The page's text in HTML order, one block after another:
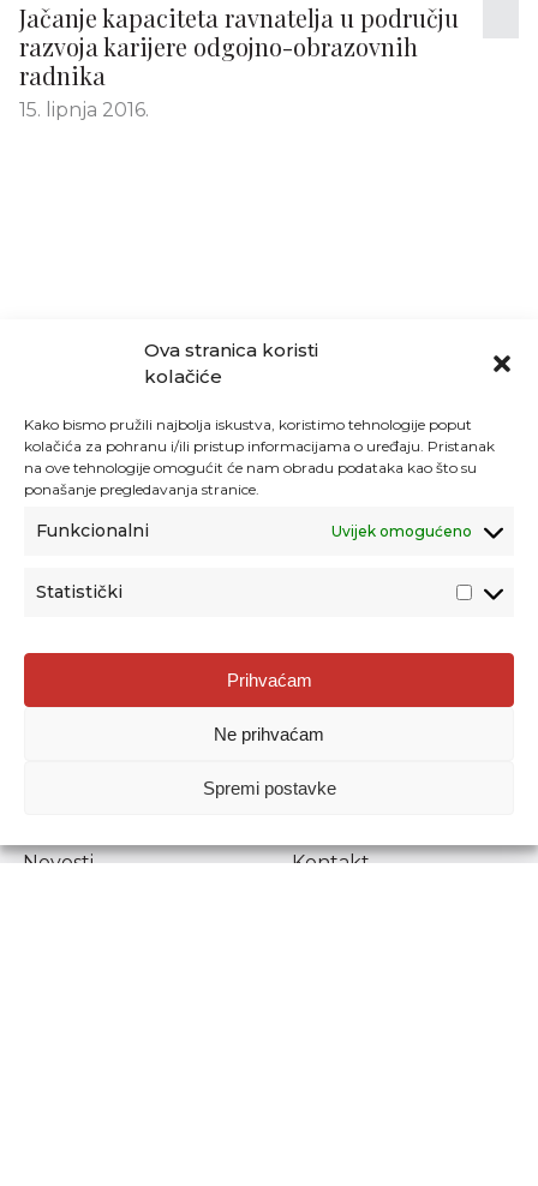
Ova stranica koristi
kolačiće
Kako bismo pružili najbolja iskustva, koristimo tehnologije poput
kolačića za pohranu i/ili pristup informacijama o uređaju. Pristanak
na ove tehnologije omogućit će nam obradu podataka kao što su
ponašanje pregledavanja stranice.
Funkcionalni Uvijek omogućeno
Statistički
Prihvaćam
Ne prihvaćam
Spremi postavke
Jačanje kapaciteta ravnatelja u području
razvoja karijere odgojno-obrazovnih
radnika
15. lipnja 2016.
Agencija za odgoj i obrazovanje
Donje Svetice 38, 10000 Zagreb
1778129
Prenošenje sadržaja dopušteno je uz navođenje izvora.
Novosti
Kontakt